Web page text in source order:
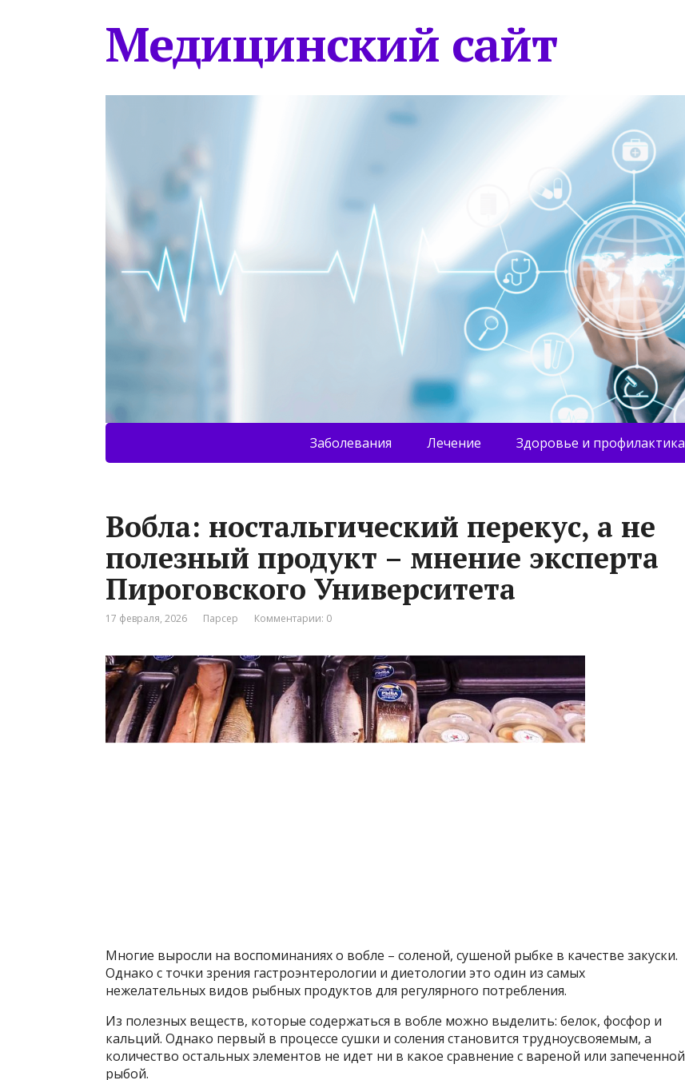
Медицинский сайт
Заболевания Лечение Здоровье и профилактика
Вобла: ностальгический перекус, а не
полезный продукт – мнение эксперта
Пироговского Университета
17 февраля, 2026 Парсер Комментарии: 0
Многие выросли на воспоминаниях о вобле – соленой, сушеной рыбке в качестве закуски.
Однако с точки зрения гастроэнтерологии и диетологии это один из самых
нежелательных видов рыбных продуктов для регулярного потребления.
Из полезных веществ, которые содержаться в вобле можно выделить: белок, фосфор и
кальций. Однако первый в процессе сушки и соления становится трудноусвояемым, а
количество остальных элементов не идет ни в какое сравнение с вареной или запеченной
рыбой.